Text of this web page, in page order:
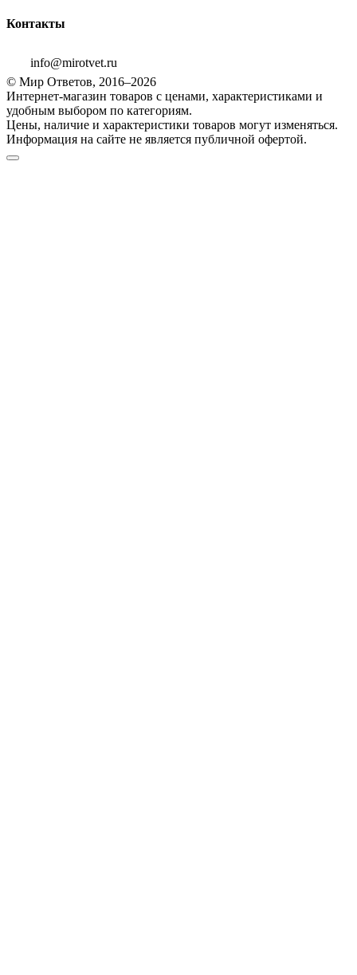
Контакты
info@mirotvet.ru
© Мир Ответов, 2016–2026
Интернет-магазин товаров с ценами, характеристиками и
удобным выбором по категориям.
Цены, наличие и характеристики товаров могут изменяться.
Информация на сайте не является публичной офертой.